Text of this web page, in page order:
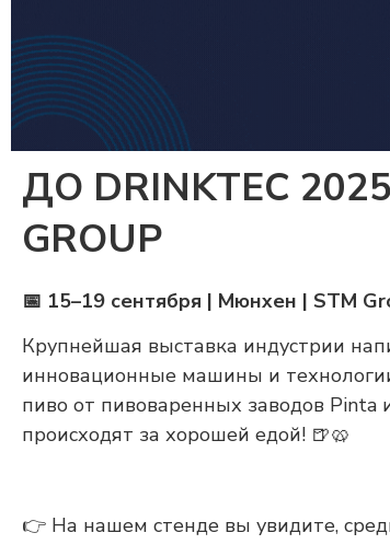
ДО DRINKTEC
GROUP
📅 15–19 сентября | Мюнхен | STM
Крупнейшая выставка индустрии
инновационные машины и
пиво от пивоваренных заводов Pinta
происходят за хорошей едой! 🍺🥨
👉 На нашем стенде вы увидите,